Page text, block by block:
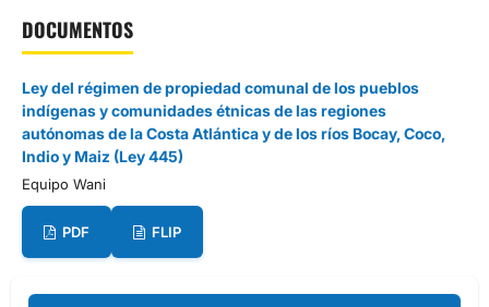
DOCUMENTOS
Ley del régimen de propiedad comunal de los pueblos
indígenas y comunidades étnicas de las regiones
autónomas de la Costa Atlántica y de los ríos Bocay, Coco,
Indio y Maiz (Ley 445)
Equipo Wani
PDF FLIP